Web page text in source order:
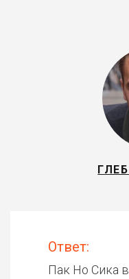
Ответ:
Пак Но Сика